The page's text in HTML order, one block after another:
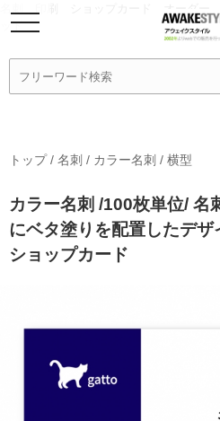
名刺 印刷 ショップカード オーダ
ッド
トップ/ 名刺 / カラー名刺 / 横型
カラー名刺 /100枚単位/ 名
にベタ塗りを配置したデ
ショップカード